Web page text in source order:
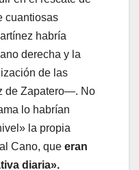
cuantiosas
habría
derecha y la
de las
de Zapatero—. No
lo habrían
la propia
Cano, que eran
diaria».